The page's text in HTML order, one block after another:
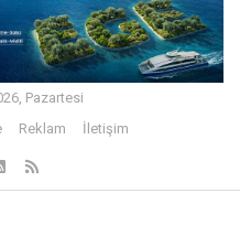
Pazartesi
Reklam İletişim